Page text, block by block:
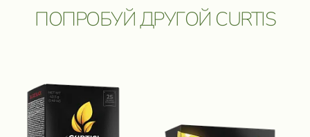
ПОПРОБУЙ ДРУГОЙ CURTIS